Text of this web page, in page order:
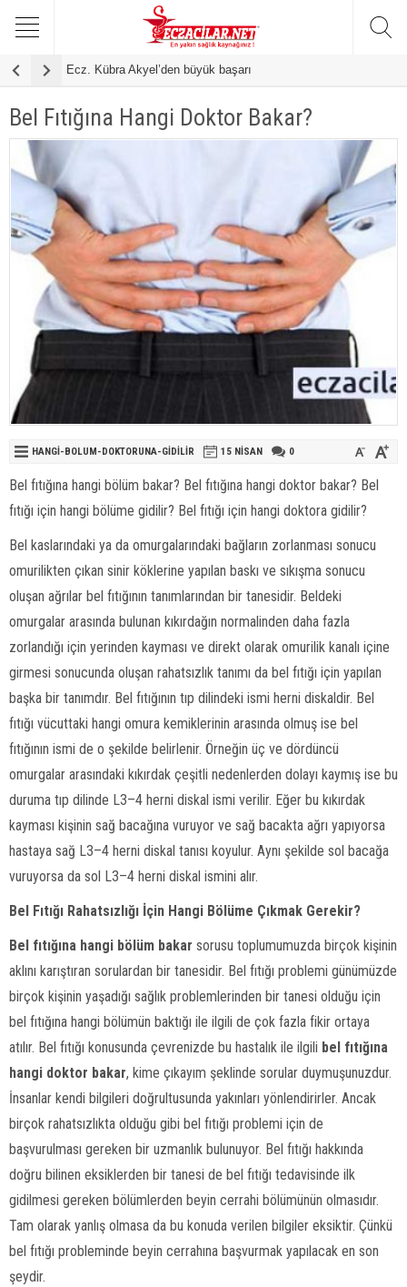
Ecz. Kübra Akyel’den büyük başarı
Bel Fıtığına Hangi Doktor Bakar?
HANGI-BOLUM-DOKTORUNA-GIDILIR 15 NISAN 0
Bel fıtığına hangi bölüm bakar? Bel fıtığına hangi doktor bakar? Bel
fıtığı için hangi bölüme gidilir? Bel fıtığı için hangi doktora gidilir?
Bel kaslarındaki ya da omurgalarındaki bağların zorlanması sonucu
omurilikten çıkan sinir köklerine yapılan baskı ve sıkışma sonucu
oluşan ağrılar bel fıtığının tanımlarından bir tanesidir. Beldeki
omurgalar arasında bulunan kıkırdağın normalinden daha fazla
zorlandığı için yerinden kayması ve direkt olarak omurilik kanalı içine
girmesi sonucunda oluşan rahatsızlık tanımı da bel fıtığı için yapılan
başka bir tanımdır. Bel fıtığının tıp dilindeki ismi herni diskaldir. Bel
fıtığı vücuttaki hangi omura kemiklerinin arasında olmuş ise bel
fıtığının ismi de o şekilde belirlenir. Örneğin üç ve dördüncü
omurgalar arasındaki kıkırdak çeşitli nedenlerden dolayı kaymış ise bu
duruma tıp dilinde L3–4 herni diskal ismi verilir. Eğer bu kıkırdak
kayması kişinin sağ bacağına vuruyor ve sağ bacakta ağrı yapıyorsa
hastaya sağ L3–4 herni diskal tanısı koyulur. Aynı şekilde sol bacağa
vuruyorsa da sol L3–4 herni diskal ismini alır.
Bel Fıtığı Rahatsızlığı İçin Hangi Bölüme Çıkmak Gerekir?
Bel fıtığına hangi bölüm bakar sorusu toplumumuzda birçok kişinin
aklını karıştıran sorulardan bir tanesidir. Bel fıtığı problemi günümüzde
birçok kişinin yaşadığı sağlık problemlerinden bir tanesi olduğu için
bel fıtığına hangi bölümün baktığı ile ilgili de çok fazla fikir ortaya
atılır. Bel fıtığı konusunda çevrenizde bu hastalık ile ilgili bel fıtığına
hangi doktor bakar, kime çıkayım şeklinde sorular duymuşunuzdur.
İnsanlar kendi bilgileri doğrultusunda yakınları yönlendirirler. Ancak
birçok rahatsızlıkta olduğu gibi bel fıtığı problemi için de
başvurulması gereken bir uzmanlık bulunuyor. Bel fıtığı hakkında
doğru bilinen eksiklerden bir tanesi de bel fıtığı tedavisinde ilk
gidilmesi gereken bölümlerden beyin cerrahi bölümünün olmasıdır.
Tam olarak yanlış olmasa da bu konuda verilen bilgiler eksiktir. Çünkü
bel fıtığı probleminde beyin cerrahına başvurmak yapılacak en son
şeydir.